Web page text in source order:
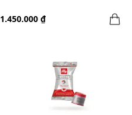
1.450.000 ₫